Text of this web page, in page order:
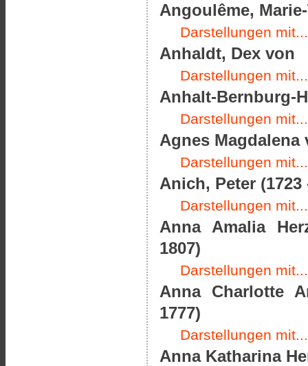
Angoulême,
Darstellungen mit...
Anhaldt, Dex von
Darstellungen mit...
Anhalt-Bernburg-
Darstellungen mit...
Agnes Magdalena
Darstellungen mit...
Anich, Peter (1723
Darstellungen mit...
Anna Amalia
1807)
Darstellungen mit...
Anna Charlotte
1777)
Darstellungen mit...
Anna Katharina